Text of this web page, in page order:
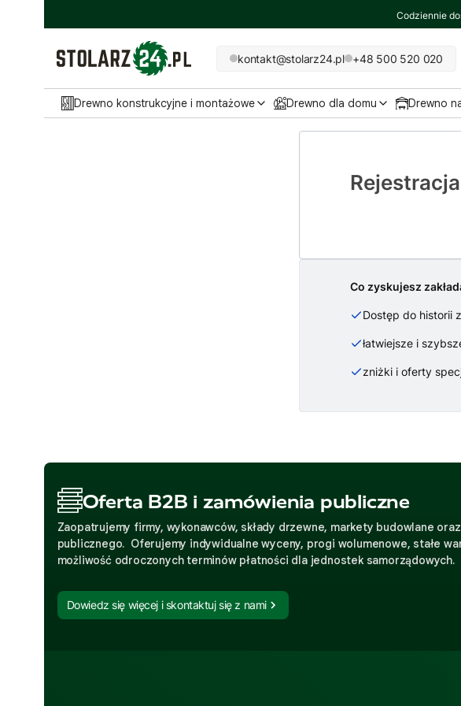
Codziennie
kontakt@stolarz24.pl +48 500 520 020
Drewno konstrukcyjne i montażowe Drewno dla domu Drewno
Co zyskujesz
Dostęp do historii
łatwiejsze i
zniżki i oferty
Oferta B2B i zamówienia publiczne
Zaopatrujemy firmy, wykonawców, składy drzewne, markety budowlane
publicznego. Oferujemy indywidualne wyceny, progi wolumenowe, stałe
możliwość odroczonych terminów płatności dla jednostek samorządowych.
Dowiedz się więcej i skontaktuj się z nami